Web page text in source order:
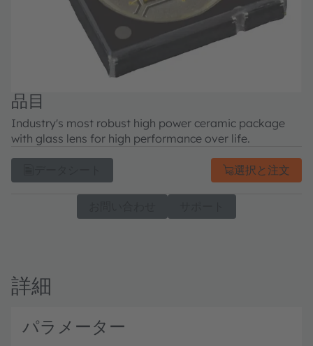
品目
Industry's most robust high power ceramic package
with glass lens for high performance over life.
選択と注文
詳細
パラメーター